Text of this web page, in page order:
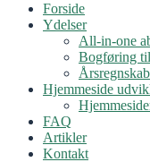
Forside
Ydelser
All-in-one
Bogføring
Årsregnskab
Hjemmeside
FAQ
Artikler
Kontakt